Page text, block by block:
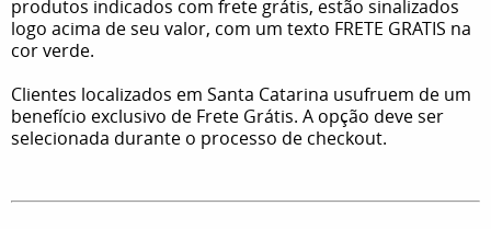
produtos indicados com frete grátis, estão sinalizados
logo acima de seu valor, com um texto FRETE GRATIS na
cor verde.
Clientes localizados em Santa Catarina usufruem de um
benefício exclusivo de Frete Grátis. A opção deve ser
selecionada durante o processo de checkout.